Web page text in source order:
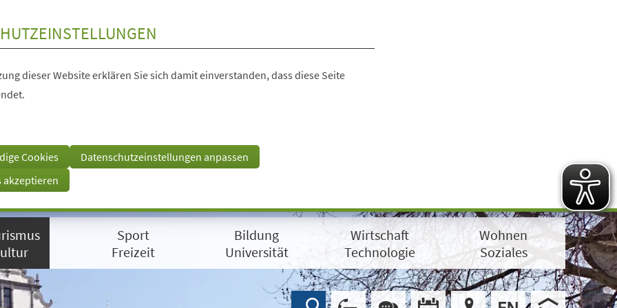
dieser Website erklären Sie sich damit einverstanden, dass diese Seite
Cookies
Datenschutzeinstellungen anpassen
akzeptieren
Sport
Freizeit
Bildung
Universität
Wirtschaft
Technologie
Wohnen
Soziales